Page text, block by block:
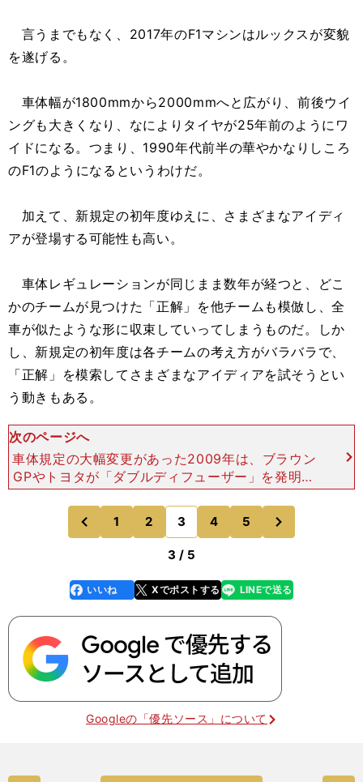
言うまでもなく、2017年のF1マシンはルックスが変貌
を遂げる。
車体幅が1800mmから2000mmへと広がり、前後ウイ
ングも大きくなり、なによりタイヤが25年前のようにワ
イドになる。つまり、1990年代前半の華やかなりしころ
のF1のようになるというわけだ。
加えて、新規定の初年度ゆえに、さまざまなアイディ
アが登場する可能性も高い。
車体レギュレーションが同じまま数年が経つと、どこ
かのチームが見つけた「正解」を他チームも模倣し、全
車が似たような形に収束していってしまうものだ。しか
し、新規定の初年度は各チームの考え方がバラバラで、
「正解」を模索してさまざまなアイディアを試そうとい
う動きもある。
次のページへ
車体規定の大幅変更があった2009年は、ブラウン
GPやトヨタが「ダブルディフューザー」を発明し
て大きなアドバンテージを得た。同じく1998年に
は、マクラーレンがモノコックのフチだけを高くし
て高さ規定を
前
のページへ
1 2 3 4 5
のページへ
3 / 5
faceboo
k
いいね Xでポストする
line LINEで送る
Googleの「優先ソース」について